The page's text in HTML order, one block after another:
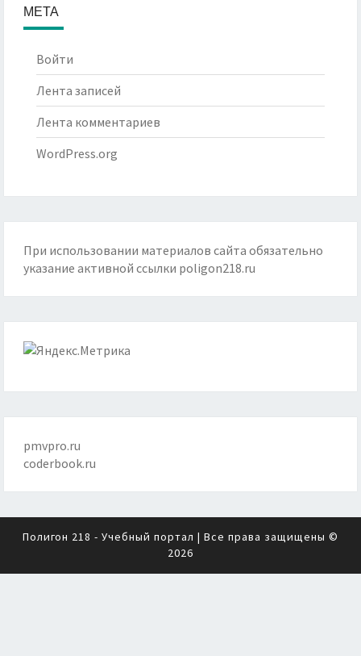
МЕТА
Войти
Лента записей
Лента комментариев
WordPress.org
При использовании материалов сайта обязательно
указание активной ссылки poligon218.ru
pmvpro.ru
coderbook.ru
Полигон 218 - Учебный портал | Все права защищены ©
2026